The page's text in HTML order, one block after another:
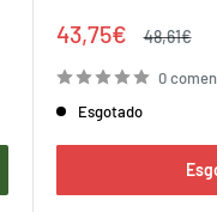
Preço
venda
43,75€
Preço
48,61€
0
Esgotado